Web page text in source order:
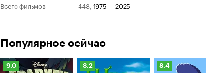
Всего фильмов
448, 1975 — 2025
Популярное сейчас
Рейтинг
9.0
Рейтинг
8.2
Рейтинг
8.4